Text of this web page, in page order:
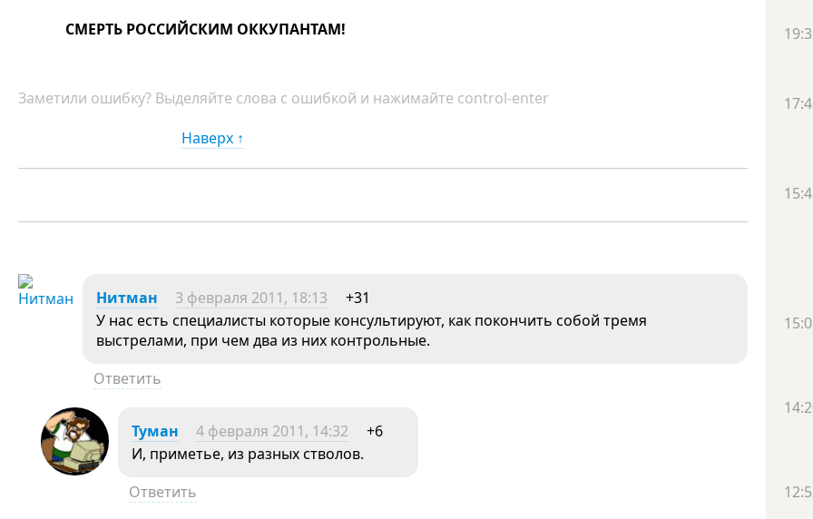
СМЕРТЬ РОССИЙСКИМ ОККУПАНТАМ!
Заметили ошибку? Выделяйте слова с ошибкой и нажимайте control-enter
Наверх ↑
Нитман 3 февраля 2011, 18:13
+31
У нас есть специалисты которые консультируют, как покончить собой тремя
выстрелами, при чем два из них контрольные.
Ответить
Туман 4 февраля 2011, 14:32
+6
И, приметье, из разных стволов.
Ответить